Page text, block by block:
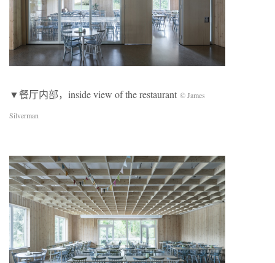
▼餐厅内部，inside view of the restaurant © James
Silverman